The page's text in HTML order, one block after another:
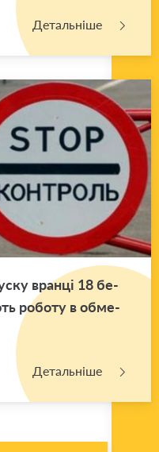
Детальніше
вран­ці 18 бе­
ро­бо­ту в обме­
Детальніше